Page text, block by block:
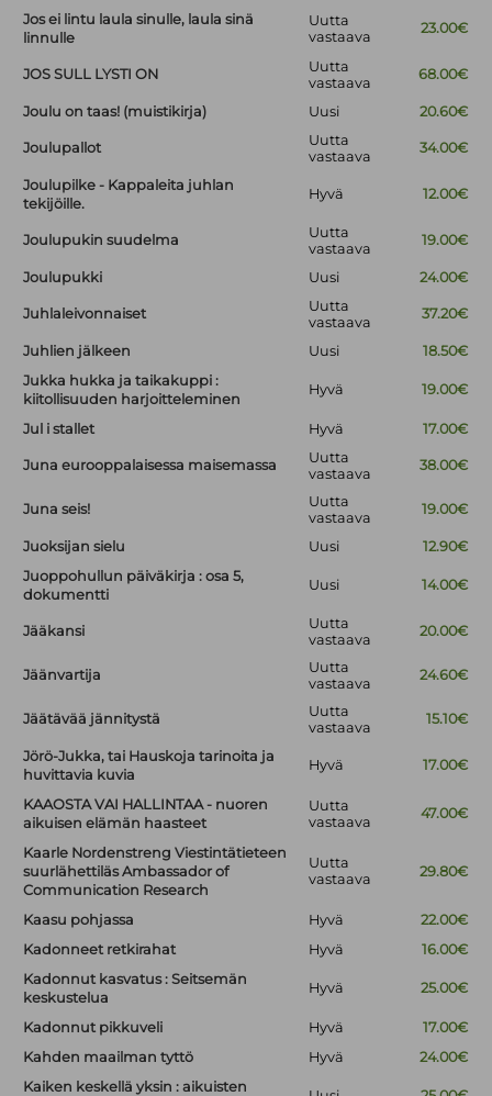
Jos ei lintu laula sinulle, laula sinä
linnulle
Uutta
vastaava
23.00€
JOS SULL LYSTI ON
Uutta
vastaava
68.00€
Joulu on taas! (muistikirja) Uusi 20.60€
Joulupallot
Uutta
vastaava
34.00€
Joulupilke - Kappaleita juhlan
tekijöille.
Hyvä 12.00€
Joulupukin suudelma
Uutta
vastaava
19.00€
Joulupukki Uusi 24.00€
Juhlaleivonnaiset
Uutta
vastaava
37.20€
Juhlien jälkeen Uusi
18.50€
Jukka hukka ja taikakuppi :
kiitollisuuden harjoitteleminen
Hyvä 19.00€
Jul i stallet Hyvä 17.00€
Juna eurooppalaisessa maisemassa
Uutta
vastaava
38.00€
Juna seis!
Uutta
vastaava
19.00€
Juoksijan sielu Uusi
12.90€
Juoppohullun päiväkirja : osa 5,
dokumentti
Uusi 14.00€
Jääkansi
Uutta
vastaava
20.00€
Jäänvartija
Uutta
vastaava
24.60€
Jäätävää jännitystä
Uutta
vastaava
15.10€
Jörö-Jukka, tai Hauskoja tarinoita ja
huvittavia kuvia
Hyvä 17.00€
KAAOSTA VAI HALLINTAA - nuoren
aikuisen elämän haasteet
Uutta
vastaava
47.00€
Kaarle Nordenstreng Viestintätieteen
suurlähettiläs Ambassador of
Communication Research
Uutta
vastaava
29.80€
Kaasu pohjassa Hyvä
22.00€
Kadonneet retkirahat
Hyvä
16.00€
Kadonnut kasvatus : Seitsemän
keskustelua
Hyvä 25.00€
Kadonnut pikkuveli Hyvä
17.00€
Kahden maailman tyttö
Hyvä
24.00€
Kaiken keskellä yksin : aikuisten